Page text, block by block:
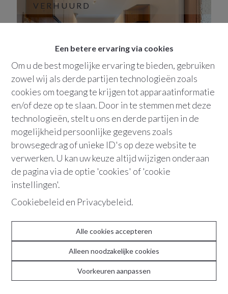
Een betere ervaring via cookies
Om u de best mogelijke ervaring te bieden, gebruiken
zowel wij als derde partijen technologieën zoals
cookies om toegang te krijgen tot apparaatinformatie
en/of deze op te slaan. Door in te stemmen met deze
technologieën, stelt u ons en derde partijen in de
mogelijkheid persoonlijke gegevens zoals
browsegedrag of unieke ID's op deze website te
verwerken. U kan uw keuze altijd wijzigen onderaan
de pagina via de optie 'cookies' of 'cookie
instellingen'.
Cookiebeleid en Privacybeleid.
Alle cookies accepteren
Alleen noodzakelijke cookies
Voorkeuren aanpassen
VERHUURD
2660Hoboken
Steynstraat15
Retro living
VERHUURD